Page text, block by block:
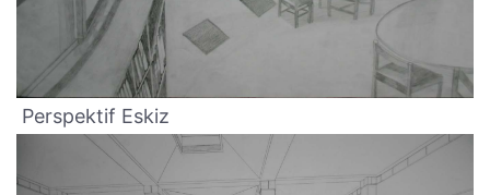
Perspektif Eskiz